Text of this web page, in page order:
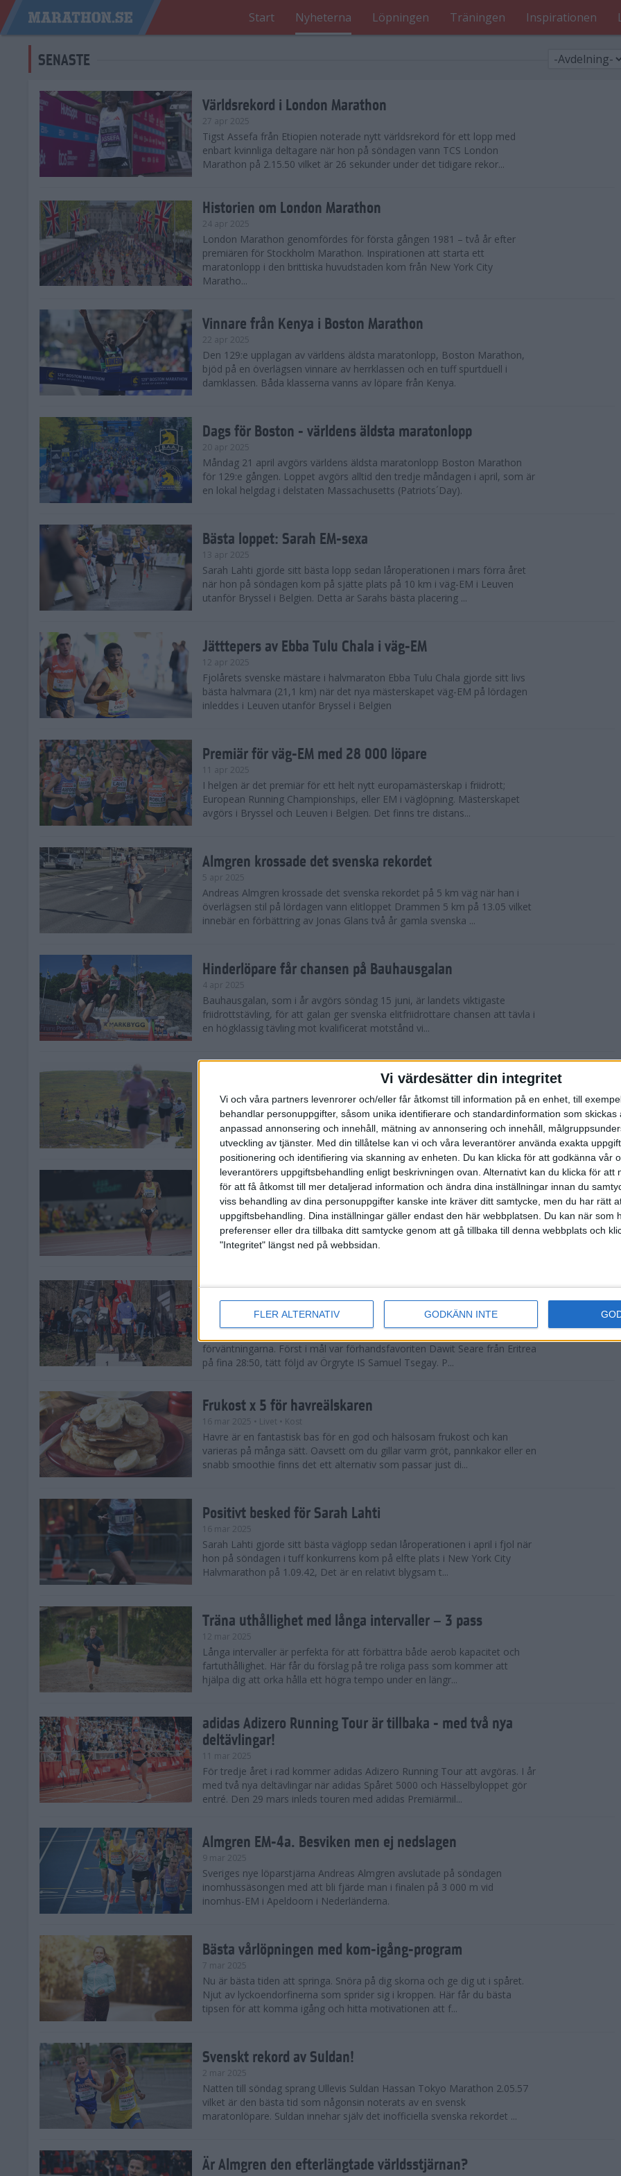
Vi värdesätter din integritet
Vi och våra partners levenrorer och/eller får åtkomst till information på en enhet, till
behandlar personuppgifter, såsom unika identifierare och standardinformation som skickas
anpassad annonsering och innehåll, mätning av annonsering och innehåll,
utveckling av tjänster. Med din tillåtelse kan vi och våra leverantörer använda exakta
positionering och identifiering via skanning av enheten. Du kan klicka för att godkänna vår
leverantörers uppgiftsbehandling enligt beskrivningen ovan. Alternativt kan du klicka för att
för att få åtkomst till mer detaljerad information och ändra dina inställningar innan du
viss behandling av dina personuppgifter kanske inte kräver ditt samtycke, men du har rätt
uppgiftsbehandling. Dina inställningar gäller endast den här webbplatsen. Du kan när som
preferenser eller dra tillbaka ditt samtycke genom att gå tillbaka till denna webbplats och
"Integritet" längst ned på webbsidan.
FLER ALTERNATIV GODKÄNN INTE
Start Nyheterna Löpningen Träningen Inspirationen
SENASTE
Världsrekord i London Marathon
27 apr 2025
Tigst Assefa från Etiopien noterade nytt världsrekord för ett lopp med
enbart kvinnliga deltagare när hon på söndagen vann TCS London
Marathon på 2.15.50 vilket är 26 sekunder under det tidigare rekor...
Historien om London Marathon
24 apr 2025
London Marathon genomfördes för första gången 1981 – två år efter
premiären för Stockholm Marathon. Inspirationen att starta ett
maratonlopp i den brittiska huvudstaden kom från New York City
Maratho...
Vinnare från Kenya i Boston Marathon
22 apr 2025
Den 129:e upplagan av världens äldsta maratonlopp, Boston Marathon,
bjöd på en överlägsen vinnare av herrklassen och en tuff spurtduell i
damklassen. Båda klasserna vanns av löpare från Kenya.
Dags för Boston - världens äldsta maratonlopp
20 apr 2025
Måndag 21 april avgörs världens äldsta maratonlopp Boston Marathon
för 129:e gången. Loppet avgörs alltid den tredje måndagen i april, som är
en lokal helgdag i delstaten Massachusetts (Patriots´Day).
Bästa loppet: Sarah EM-sexa
13 apr 2025
Sarah Lahti gjorde sitt bästa lopp sedan låroperationen i mars förra året
när hon på söndagen kom på sjätte plats på 10 km i väg-EM i Leuven
utanför Bryssel i Belgien. Detta är Sarahs bästa placering ...
Jätttepers av Ebba Tulu Chala i väg-EM
12 apr 2025
Fjolårets svenske mästare i halvmaraton Ebba Tulu Chala gjorde sitt livs
bästa halvmara (21,1 km) när det nya mästerskapet väg-EM på lördagen
inleddes i Leuven utanför Bryssel i Belgien
Premiär för väg-EM med 28 000 löpare
11 apr 2025
I helgen är det premiär för ett helt nytt europamästerskap i friidrott;
European Running Championships, eller EM i väglöpning. Mästerskapet
avgörs i Bryssel och Leuven i Belgien. Det finns tre distans...
Almgren krossade det svenska rekordet
5 apr 2025
Andreas Almgren krossade det svenska rekordet på 5 km väg när han i
överlägsen stil på lördagen vann elitloppet Drammen 5 km på 13.05 vilket
innebär en förbättring av Jonas Glans två år gamla svenska ...
Hinderlöpare får chansen på Bauhausgalan
4 apr 2025
Bauhausgalan, som i år avgörs söndag 15 juni, är landets viktigaste
friidrottstävling, för att galan ger svenska elitfriidrottare chansen att tävla i
en högklassig tävling mot kvalificerat motstånd vi...
Satsar du på att springa Tjejmilen Sälen i juni eller något annat fjällopp i
sommar? Eller är du sugen på att ta dig an Hammarbybacken i oktober?
Stockholms brantaste är en utmaning som heter duga. Rå...
Besviken Lahti tillbaka på banan
30 mar 2025
Sarah Lahti var besviken efter sitt första lopp på 10 000 m på tre år. På
söndagen slutade den 30-åriga Hässelby-löparen på 14:e plats i San Juan
Capistrano 10 000 m utan för Los Angeles. Detta anses ...
Snabba tider när adidas Premiärmilen sprang igång
löparsäsongen!
förväntningarna. Först i mål var förhandsfavoriten Dawit Seare från Eritrea
på fina 28:50, tätt följd av Örgryte IS Samuel Tsegay. P...
Frukost x 5 för havreälskaren
16 mar 2025 • Livet • Kost
Havre är en fantastisk bas för en god och hälsosam frukost och kan
varieras på många sätt. Oavsett om du gillar varm gröt, pannkakor eller en
snabb smoothie finns det ett alternativ som passar just di...
Positivt besked för Sarah Lahti
16 mar 2025
Sarah Lahti gjorde sitt bästa väglopp sedan låroperationen i april i fjol när
hon på söndagen i tuff konkurrens kom på elfte plats i New York City
Halvmarathon på 1.09.42, Det är en relativt blygsam t...
Träna uthållighet med långa intervaller – 3 pass
12 mar 2025
Långa intervaller är perfekta för att förbättra både aerob kapacitet och
fartuthållighet. Här får du förslag på tre roliga pass som kommer att
hjälpa dig att orka hålla ett högra tempo under en längr...
adidas Adizero Running Tour är tillbaka - med två nya
deltävlingar!
11 mar 2025
För tredje året i rad kommer adidas Adizero Running Tour att avgöras. I år
med två nya deltävlingar när adidas Spåret 5000 och Hässelbyloppet gör
entré. Den 29 mars inleds touren med adidas Premiärmil...
Almgren EM-4a. Besviken men ej nedslagen
9 mar 2025
Sveriges nye löparstjärna Andreas Almgren avslutade på söndagen
inomhussäsongen med att bli fjärde man i finalen på 3 000 m vid
inomhus-EM i Apeldoorn i Nederländerna.
Bästa vårlöpningen med kom-igång-program
7 mar 2025
Nu är bästa tiden att springa. Snöra på dig skorna och ge dig ut i spåret.
Njut av lyckoendorfinerna som sprider sig i kroppen. Här får du bästa
tipsen för att komma igång och hitta motivationen att f...
Svenskt rekord av Suldan!
2 mar 2025
Natten till söndag sprang Ullevis Suldan Hassan Tokyo Marathon 2.05.57
vilket är den bästa tid som någonsin noterats av en svensk
maratonlöpare. Suldan innehar själv det inofficiella svenska rekordet ...
Är Almgren den efterlängtade världsstjärnan?